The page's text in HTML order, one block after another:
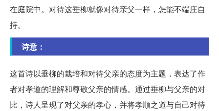
在庭院中。对待这垂柳就像对待亲父一样，怎能不端庄自
持。
诗意：
这首诗以垂柳的栽培和对待父亲的态度为主题，表达了作
者对孝道的理解和尊敬父亲的情感。通过垂柳与父亲的对
比，诗人呈现了对父亲的孝心，并将孝顺之道与自己对待